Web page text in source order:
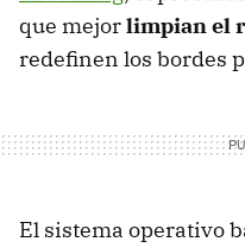
que mejorlimpian el
redefinen los bordes
El sistema operativo